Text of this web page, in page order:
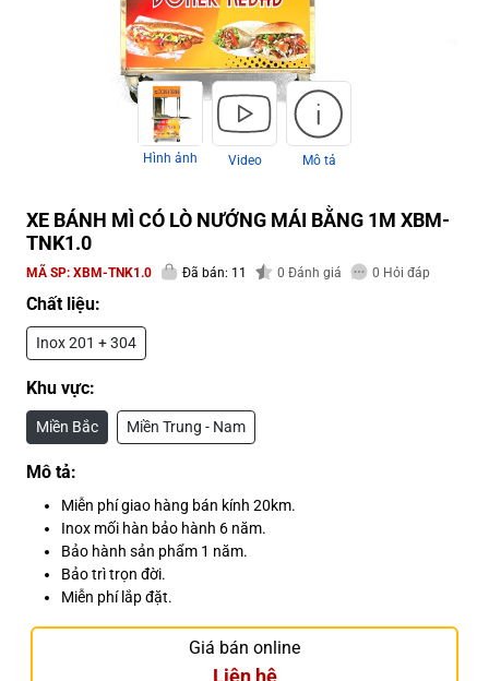
Hình ảnh Video Mô tả
XE BÁNH MÌ CÓ LÒ NƯỚNG MÁI BẰNG 1M XBM-
TNK1.0
MÃ SP: XBM-TNK1.0 Đã bán: 11 0 Đánh giá 0 Hỏi đáp
Chất liệu:
Inox 201 + 304
Khu vực:
Miền Bắc Miền Trung - Nam
Mô tả:
Miễn phí giao hàng bán kính 20km.
Inox mối hàn bảo hành 6 năm.
Bảo hành sản phẩm 1 năm.
Bảo trì trọn đời.
Miễn phí lắp đặt.
Giá bán online